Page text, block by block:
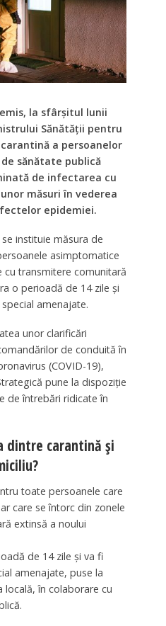
la sfârşitul lunii
Sănătăţii pentru
a persoanelor
sănătate publică
de infectarea cu
măsuri în vederea
epidemiei.
instituie măsura de
asimptomatice
cu transmitere comunitară
o perioadă de 14 zile şi
amenajate.
unor clarificări
de conduită în
(COVID-19),
pune la dispoziţie
de întrebări ridicate în
dintre carantină şi
toate persoanele care
care se întorc din zonele
extinsă a noului
de 14 zile şi va fi
amenajate, puse la
în colaborare cu